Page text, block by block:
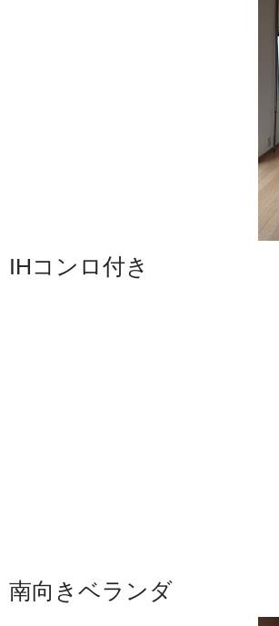
IHコンロ付き
南向きベランダ